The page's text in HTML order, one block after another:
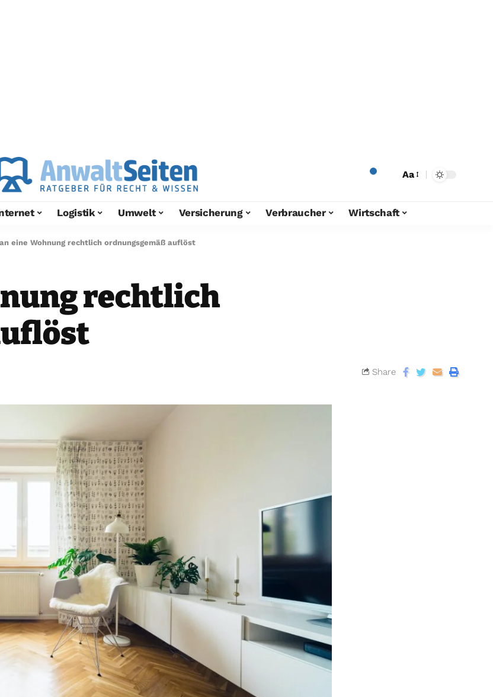
Aa
Logistik Umwelt Versicherung Verbraucher Wirtschaft
eine Wohnung rechtlich ordnungsgemäß auflöst
rechtlich
Share